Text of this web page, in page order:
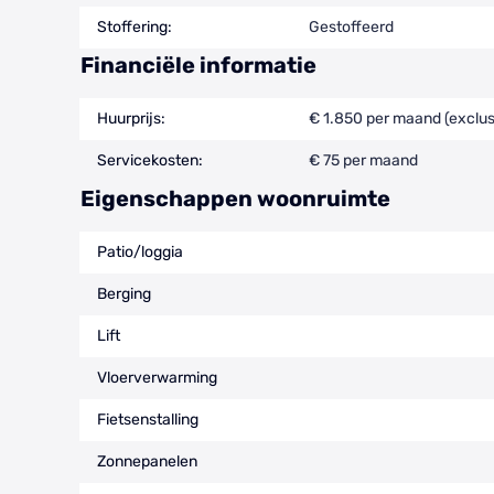
Stoffering: Gestoffeerd
Financiële informatie
Huurprijs: € 1.850 per maand
Servicekosten: € 75 per maand
Eigenschappen woonruimte
Patio/loggia
Berging
Lift
Vloerverwarming
Fietsenstalling
Zonnepanelen